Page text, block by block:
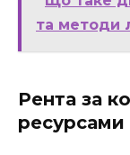
та методи
Рента за
ресурсами